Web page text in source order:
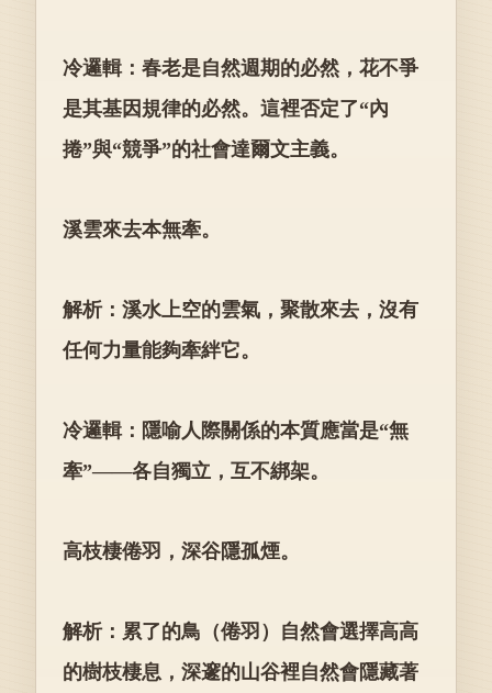
冷邏輯：春老是自然週期的必然，花不爭
是其基因規律的必然。這裡否定了“內
捲”與“競爭”的社會達爾文主義。
溪雲來去本無牽。
解析：溪水上空的雲氣，聚散來去，沒有
任何力量能夠牽絆它。
冷邏輯：隱喻人際關係的本質應當是“無
牽”——各自獨立，互不綁架。
高枝棲倦羽，深谷隱孤煙。
解析：累了的鳥（倦羽）自然會選擇高高
的樹枝棲息，深邃的山谷裡自然會隱藏著